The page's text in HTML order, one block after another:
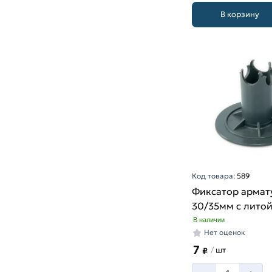
В корзину
Код товара: 589
Фиксатор
30/35мм с
В наличии
Нет оценок
7 ₽ /шт